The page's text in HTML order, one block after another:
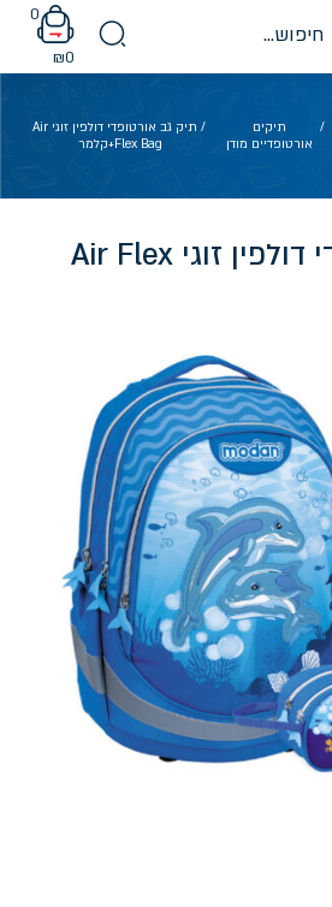
0
₪0
/
תיקים
אורטופדיים מודן
/ תיק גב אורטופדי דולפין זוגי Air
Flex Bag+קלמר
תיק גב אורטופדי דולפין זוגי Air Flex